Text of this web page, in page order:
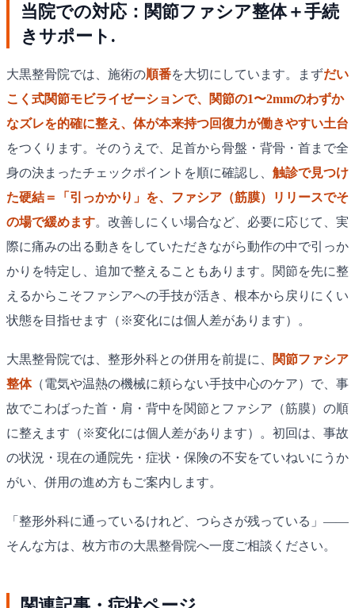
当院での対応：関節ファシア整体＋手続
きサポート.
大黒整骨院では、施術の順番を大切にしています。まずだい
こく式関節モビライゼーションで、関節の1〜2mmのわずか
なズレを的確に整え、体が本来持つ回復力が働きやすい土台
をつくります。そのうえで、足首から骨盤・背骨・首まで全
身の決まったチェックポイントを順に確認し、 触診で見つけ
た硬結＝「引っかかり」を、ファシア（筋膜）リリースでそ
の場で緩めます。改善しにくい場合など、必要に応じて、実
際に痛みの出る動きをしていただきながら動作の中で引っか
かりを特定し、追加で整えることもあります。関節を先に整
えるからこそファシアへの手技が活き、根本から戻りにくい
状態を目指せます（※変化には個人差があります）。
大黒整骨院では、整形外科との併用を前提に、
関節ファシア
整体（電気や温熱の機械に頼らない手技中心のケア）で、事
故でこわばった首・肩・背中を関節とファシア（筋膜）の順
に整えます（※変化には個人差があります）。初回は、事故
の状況・現在の通院先・症状・保険の不安をていねいにうか
がい、併用の進め方もご案内します。
「整形外科に通っているけれど、つらさが残っている」——
そんな方は、枚方市の大黒整骨院へ一度ご相談ください。